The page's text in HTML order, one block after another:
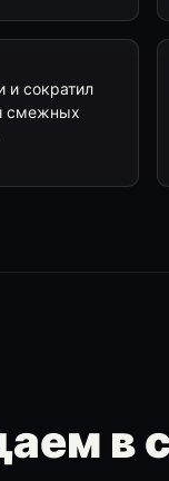
и сократил
смежных
в